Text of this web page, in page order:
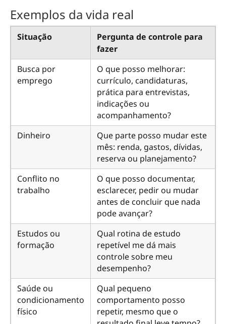
Exemplos da vida real
Situação
Pergunta de controle para
fazer
Busca por
emprego
O que posso melhorar:
currículo, candidaturas,
prática para entrevistas,
indicações ou
acompanhamento?
Dinheiro
Que parte posso mudar este
mês: renda, gastos, dívidas,
reserva ou planejamento?
Conflito no
trabalho
O que posso documentar,
esclarecer, pedir ou mudar
antes de concluir que nada
pode avançar?
Estudos ou
formação
Qual rotina de estudo
repetível me dá mais
controle sobre meu
desempenho?
Saúde ou
condicionamento
físico
Qual pequeno
comportamento posso
repetir, mesmo que o